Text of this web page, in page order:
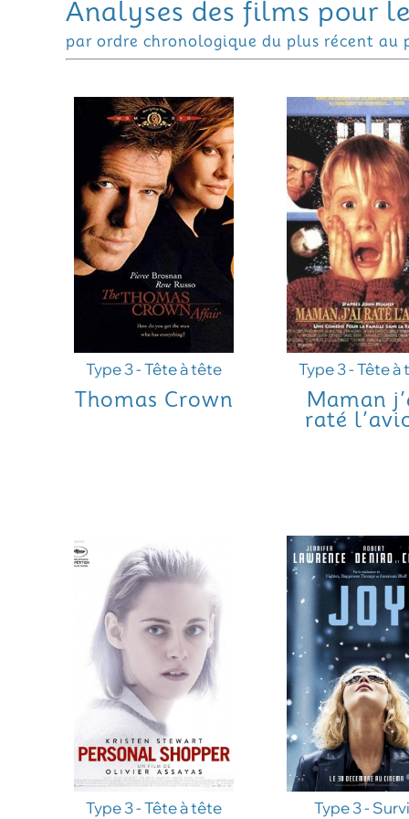
Analyses des films pour
par ordre chronologique du plus récent au
Type 3 - Tête à tête
Thomas Crown
Type 3 - Tête à
Maman
raté
Type 3 - Tête à tête Type 3 -